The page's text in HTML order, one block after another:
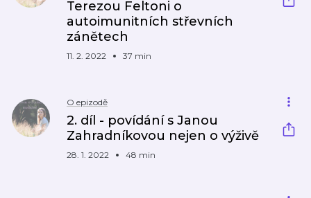
Terezou Feltoni o
autoimunitních střevních
zánětech
11. 2. 2022 37 min
O epizodě
2. díl - povídání s Janou
Zahradníkovou nejen o výživě
28. 1. 2022 48 min